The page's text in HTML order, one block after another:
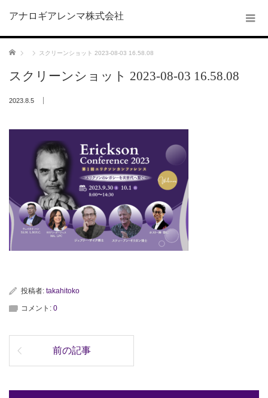
アナロギアレンマ株式会社
ホーム スクリーンショット 2023-08-03 16.58.08
スクリーンショット 2023-08-03 16.58.08
2023.8.5
投稿者: takahitoko
コメント: 0
前の記事